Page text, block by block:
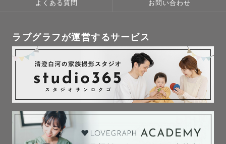
よくある質問 お問い合わせ
ラブグラフが運営するサービス